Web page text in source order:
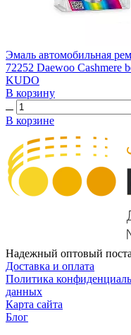
Эмаль автомобильная
72252 Daewoo Cashmere
KUDO
В корзину
В корзине
Надежный оптовый
Доставка и оплата
Политика
данных
Карта сайта
Блог